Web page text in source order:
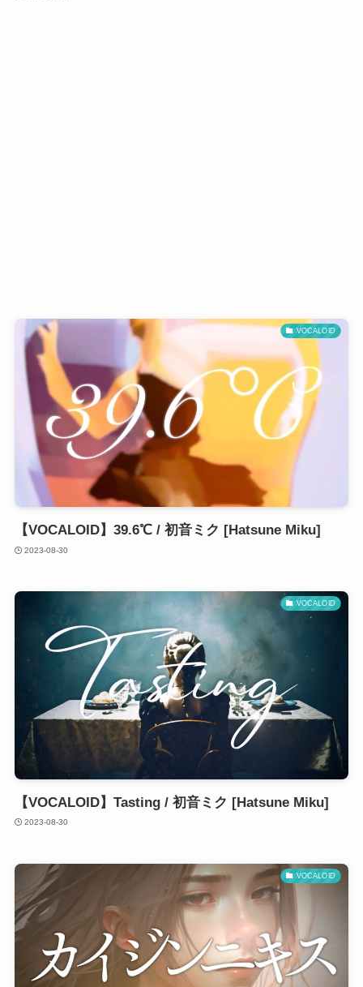
VOCALOID
【VOCALOID】39.6℃ / 初音ミク [Hatsune Miku]
2023-08-30
VOCALOID
【VOCALOID】Tasting / 初音ミク [Hatsune Miku]
2023-08-30
VOCALOID